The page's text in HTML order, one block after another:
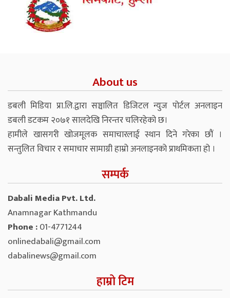
About us
डबली मिडिया प्रा.लि.द्वारा सञ्चालित डिजिटल न्युज पोर्टल अनलाइन
डबली डटकम २०७१ सालदेखि निरन्तर चलिरहेको छ।
हामीले खासगरी खोजमूलक समाचारलाई स्थान दिने गरेका छौं ।
सन्तुलित विचार र समाचार सामाग्री हाम्रो अनलाइनको प्राथमिकता हो ।
सम्पर्क
Dabali Media Pvt. Ltd.
Anamnagar Kathmandu
Phone :01-4771244
onlinedabali@gmail.com
dabalinews@gmail.com
हाम्रो टिम